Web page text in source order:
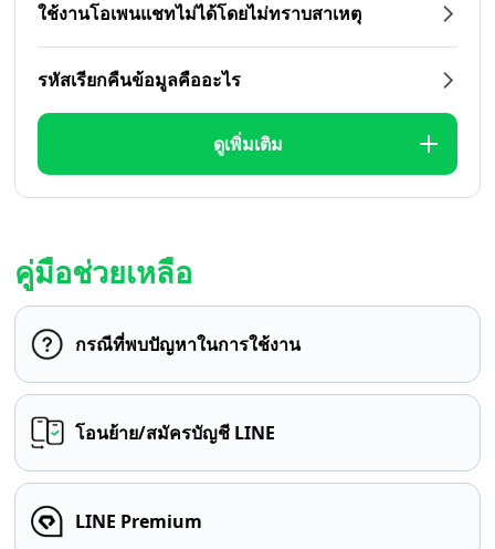
ใช้งานโอเพนแชทไม่ได้โดยไม่ทราบสาเหตุ
รหัสเรียกคืนข้อมูลคืออะไร
ดูเพิ่มเติม
คู่มือช่วยเหลือ
กรณีที่พบปัญหาในการใช้งาน
โอนย้าย/สมัครบัญชี LINE
LINE Premium